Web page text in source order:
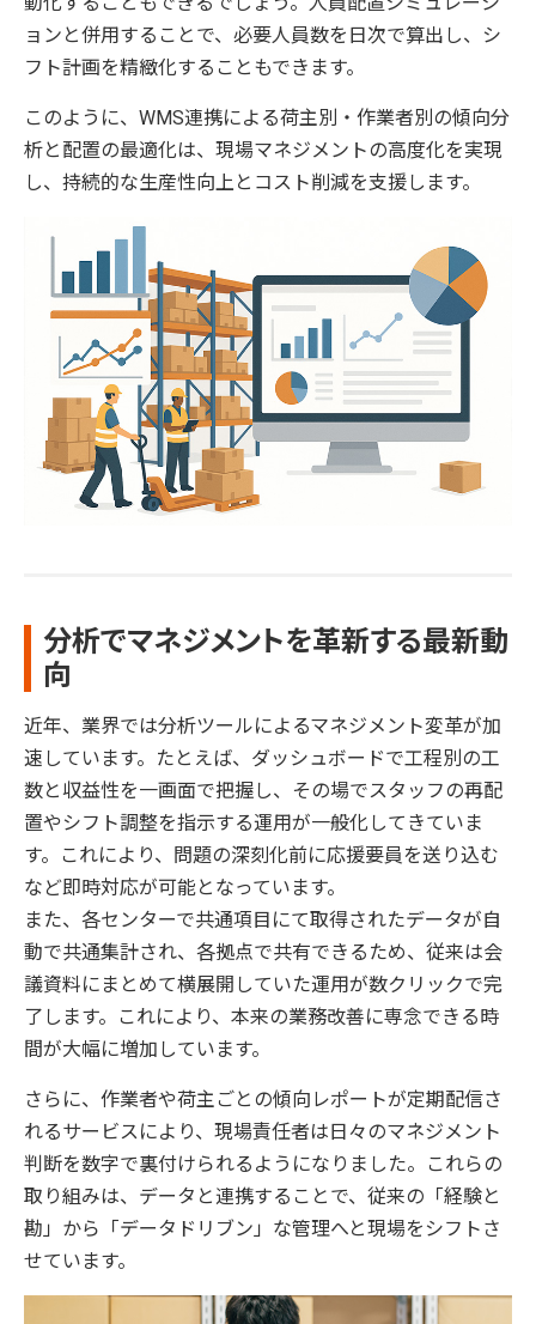
ョンと併用することで、必要人員数を日次で算出し、シ
フト計画を精緻化することもできます。
このように、WMS連携による荷主別・作業者別の傾向分
析と配置の最適化は、現場マネジメントの高度化を実現
し、持続的な生産性向上とコスト削減を支援します。
分析でマネジメントを革新する最新動
向
近年、業界では分析ツールによるマネジメント変革が加
速しています。たとえば、ダッシュボードで工程別の工
数と収益性を一画面で把握し、その場でスタッフの再配
置やシフト調整を指示する運用が一般化してきていま
す。これにより、問題の深刻化前に応援要員を送り込む
など即時対応が可能となっています。
また、各センターで共通項目にて取得されたデータが自
動で共通集計され、各拠点で共有できるため、従来は会
議資料にまとめて横展開していた運用が数クリックで完
了します。これにより、本来の業務改善に専念できる時
間が大幅に増加しています。
さらに、作業者や荷主ごとの傾向レポートが定期配信さ
れるサービスにより、現場責任者は日々のマネジメント
判断を数字で裏付けられるようになりました。これらの
取り組みは、データと連携することで、従来の「経験と
勘」から「データドリブン」な管理へと現場をシフトさ
せています。